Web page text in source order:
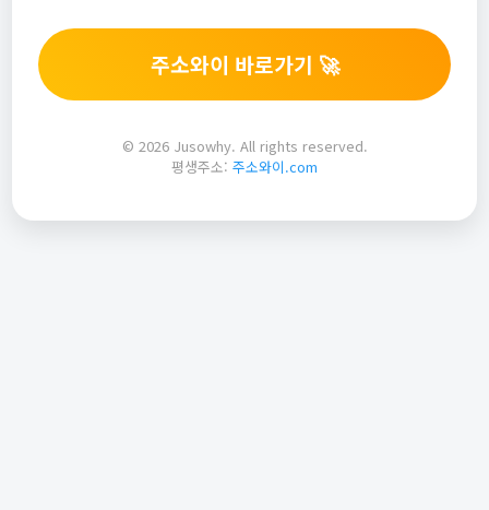
주소와이 바로가기 🚀
© 2026 Jusowhy. All rights reserved.
평생주소: 주소와이.com